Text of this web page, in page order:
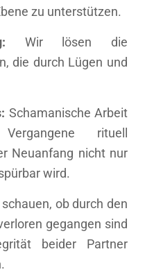
zu unterstützen.
Wir lösen die
die durch Lügen und
Schamanische Arbeit
rituell
Neuanfang nicht nur
wird.
schauen, ob durch den
gegangen sind
beider Partner